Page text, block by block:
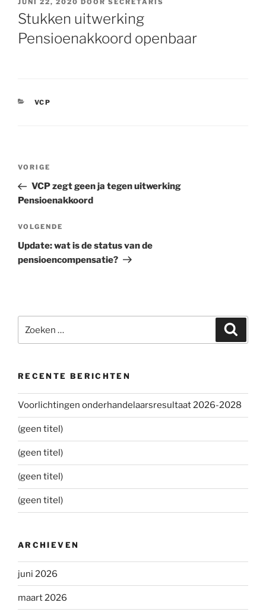
GEPLAATST
OP
JUNI 22, 2020 DOOR SECRETARIS
Stukken uitwerking
Pensioenakkoord openbaar
CATEGORIEËN
VCP
Bericht
Vorig
bericht
VORIGE
VCP zegt geen ja tegen uitwerking
Pensioenakkoord
Volgend
bericht
VOLGENDE
Update: wat is de status van de
pensioencompensatie?
naar:
RECENTE BERICHTEN
Voorlichtingen onderhandelaarsresultaat 2026-2028
(geen titel)
(geen titel)
(geen titel)
(geen titel)
ARCHIEVEN
juni 2026
maart 2026